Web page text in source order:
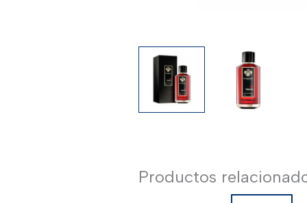
Productos